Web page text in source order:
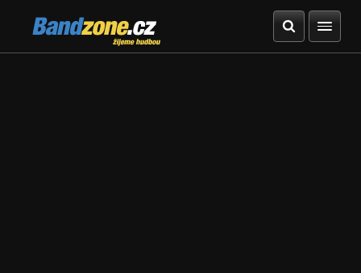
Bandzone.cz
žijeme hudbou